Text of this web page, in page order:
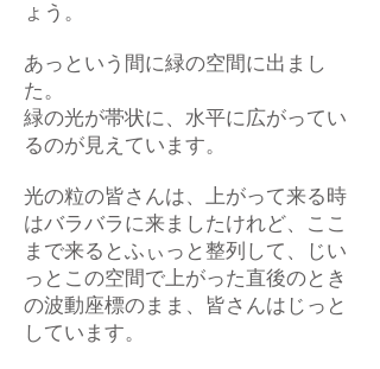
ょう。
あっという間に緑の空間に出まし
た。
緑の光が帯状に、水平に広がってい
るのが見えています。
光の粒の皆さんは、上がって来る時
はバラバラに来ましたけれど、ここ
まで来るとふぃっと整列して、じい
っとこの空間で上がった直後のとき
の波動座標のまま、皆さんはじっと
しています。